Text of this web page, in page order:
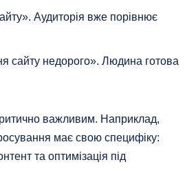
Аудиторія вже порівнює
сайту недорого». Людина готова
важливим. Наприклад,
має свою специфіку:
та оптимізація під